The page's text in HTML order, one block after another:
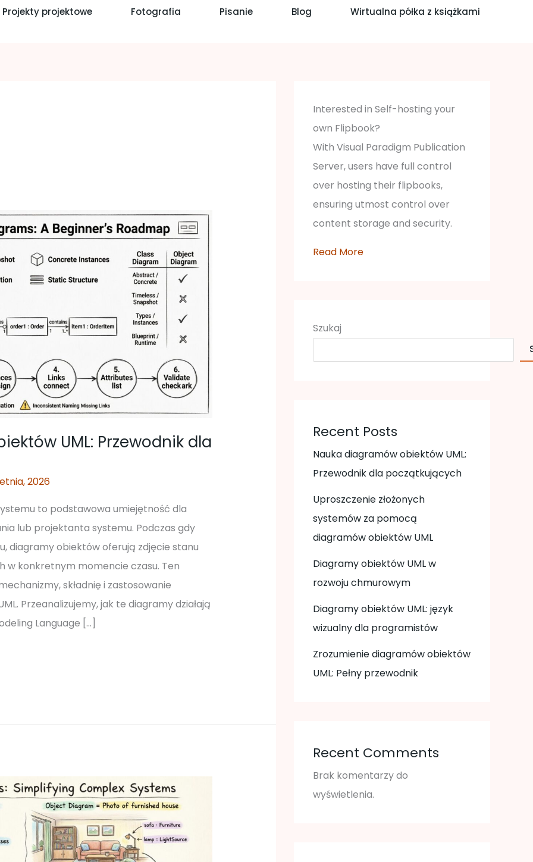
Projekty projektowe Fotografia Pisanie Blog
Wirtualna półka z książkami
UML: Przewodnik dla
2026
to podstawowa umiejętność dla
lub projektanta systemu. Podczas gdy
diagramy obiektów oferują zdjęcie stanu
w konkretnym momencie czasu. Ten
składnię i zastosowanie
Przeanalizujemy, jak te diagramy działają
Language […]
Interested in Self-hosting your
own Flipbook?
With Visual Paradigm Publication
Server, users have full control
over hosting their flipbooks,
ensuring utmost control over
content storage and security.
Read More
Szukaj
Recent Posts
Nauka diagramów obiektów UML:
Przewodnik dla początkujących
Uproszczenie złożonych
systemów za pomocą
diagramów obiektów UML
Diagramy obiektów UML w
rozwoju chmurowym
Diagramy obiektów UML: język
wizualny dla programistów
Zrozumienie diagramów obiektów
UML: Pełny przewodnik
Recent Comments
Brak komentarzy do
wyświetlenia.